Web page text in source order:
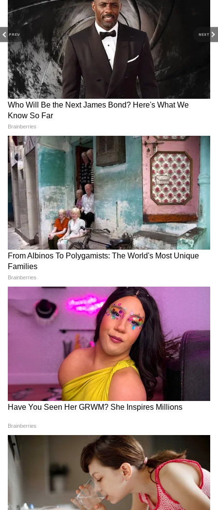
PREV NEXT
ने लोगों से वैकल्पिक मार्गों का उपयोग करने की अपील
की है।
हालांकि आम नागरिकों की सुविधा को ध्यान में रखते हुए
एम्बुलेंस, फायर ब्रिगेड, शव वाहन और स्कूली वाहनों को
आवश्यकतानुसार प्रतिबंधित मार्गों से गुजरने की अनुमति दी
जाएगी।
किसी भी जानकारी या सहायता के लिए नागरिक लखनऊ
ट्रैफिक कंट्रोल रूम के हेल्पलाइन नंबर 9454405155
पर संपर्क कर सकते हैं। प्रशासन का कहना है कि सहयोग
और सावधानी से ही जुलूस के दौरान यातायात व्यवस्था
सुचारु रखी जा सकती है।
यह भी पढ़ें:NEET छात्रों के लिए बड़ी खुशखबरी! CM
योगी ने किया 50% किराया छूट का ऐलान
कहानी और अपडेट के साथ, सिर्फ Asianet News
Hindi पर।
RECOMMENDED STORIES
कौन हैं आकांक्षा सिंह? एक साल में
3 राष्ट्रीय सम्मान! CSIR की इस युवा
वैज्ञानिक ने कैसे रचा इतिहास?
Bihar Education Reform:
बिहार में शिक्षा व्यवस्था में 4 बड़े
बदलाव, परीक्षा से छात्र शिकायत तक
बदलेगा सिस्टम
IIT Delhi में PM Modi के
कार्यक्रम पर भड़क गए Owaisi,
'सिर झुकाने' पर उठाए सवाल
बारामती में फिर विमान हादसा!
अजित पवार क्रैश के 7 महीने बाद
ऐसा क्या हुआ? मचा हड़कंप
LATEST VIDEOS
IIT Delhi में PM Modi के कार्यक्रम पर भड़क